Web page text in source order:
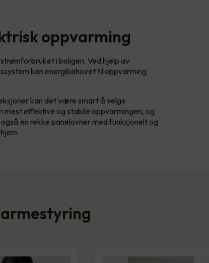
oppvarming
i boligen. Ved hjelp av
kan energibehovet til oppvarming
kan det være smart å velge
effektive og stabile oppvarmingen, og
en rekke panelovner med funksjonelt og